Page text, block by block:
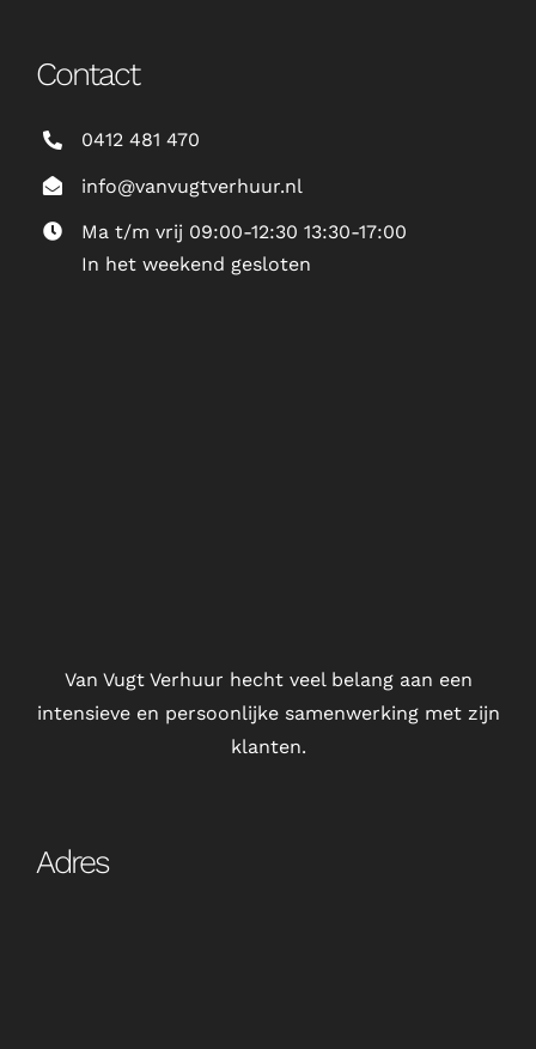
Contact
0412 481 470
info@vanvugtverhuur.nl
Ma t/m vrij 09:00-12:30 13:30-17:00
In het weekend gesloten
Van Vugt Verhuur hecht veel belang aan een
intensieve en persoonlijke samenwerking met zijn
klanten.
Adres